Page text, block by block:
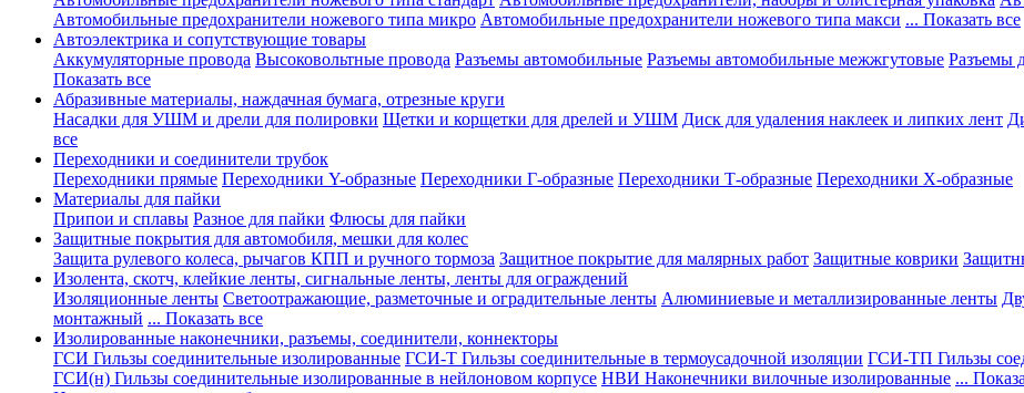
Автомобильные предохранители ножевого типа микро Автомобильные предохранители ножевого типа макси ... Показать все
Автоэлектрика и сопутствующие товары
Аккумуляторные провода Высоковольтные провода Разъемы автомобильные Разъемы автомобильные межжгутовые Разъемы
Показать все
Абразивные материалы, наждачная бумага, отрезные круги
Насадки для УШМ и дрели для полировки Щетки и корщетки для дрелей и УШМ Диск для удаления наклеек и липких лент
все
Переходники и соединители трубок
Переходники прямые Переходники Y-образные Переходники Г-образные Переходники Т-образные Переходники Х-образные
Материалы для пайки
Припои и сплавы Разное для пайки Флюсы для пайки
Защитные покрытия для автомобиля, мешки для колес
Защита рулевого колеса, рычагов КПП и ручного тормоза Защитное покрытие для малярных работ Защитные коврики
Изолента, скотч, клейкие ленты, сигнальные ленты, ленты для ограждений
Изоляционные ленты Светоотражающие, разметочные и оградительные ленты Алюминиевые и металлизированные ленты
монтажный ... Показать все
Изолированные наконечники, разъемы, соединители, коннекторы
ГСИ Гильзы соединительные изолированные ГСИ-Т Гильзы соединительные в термоусадочной изоляции ГСИ-ТП Гильзы
ГСИ(н) Гильзы соединительные изолированные в нейлоновом корпусе НВИ Наконечники вилочные изолированные ...